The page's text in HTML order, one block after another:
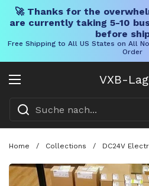
🚀 Thanks for the
are currently taking 5-10
before
Free Shipping to All US States on All
Order
VXB-
Menü öffnen
Home / Collections / DC24V